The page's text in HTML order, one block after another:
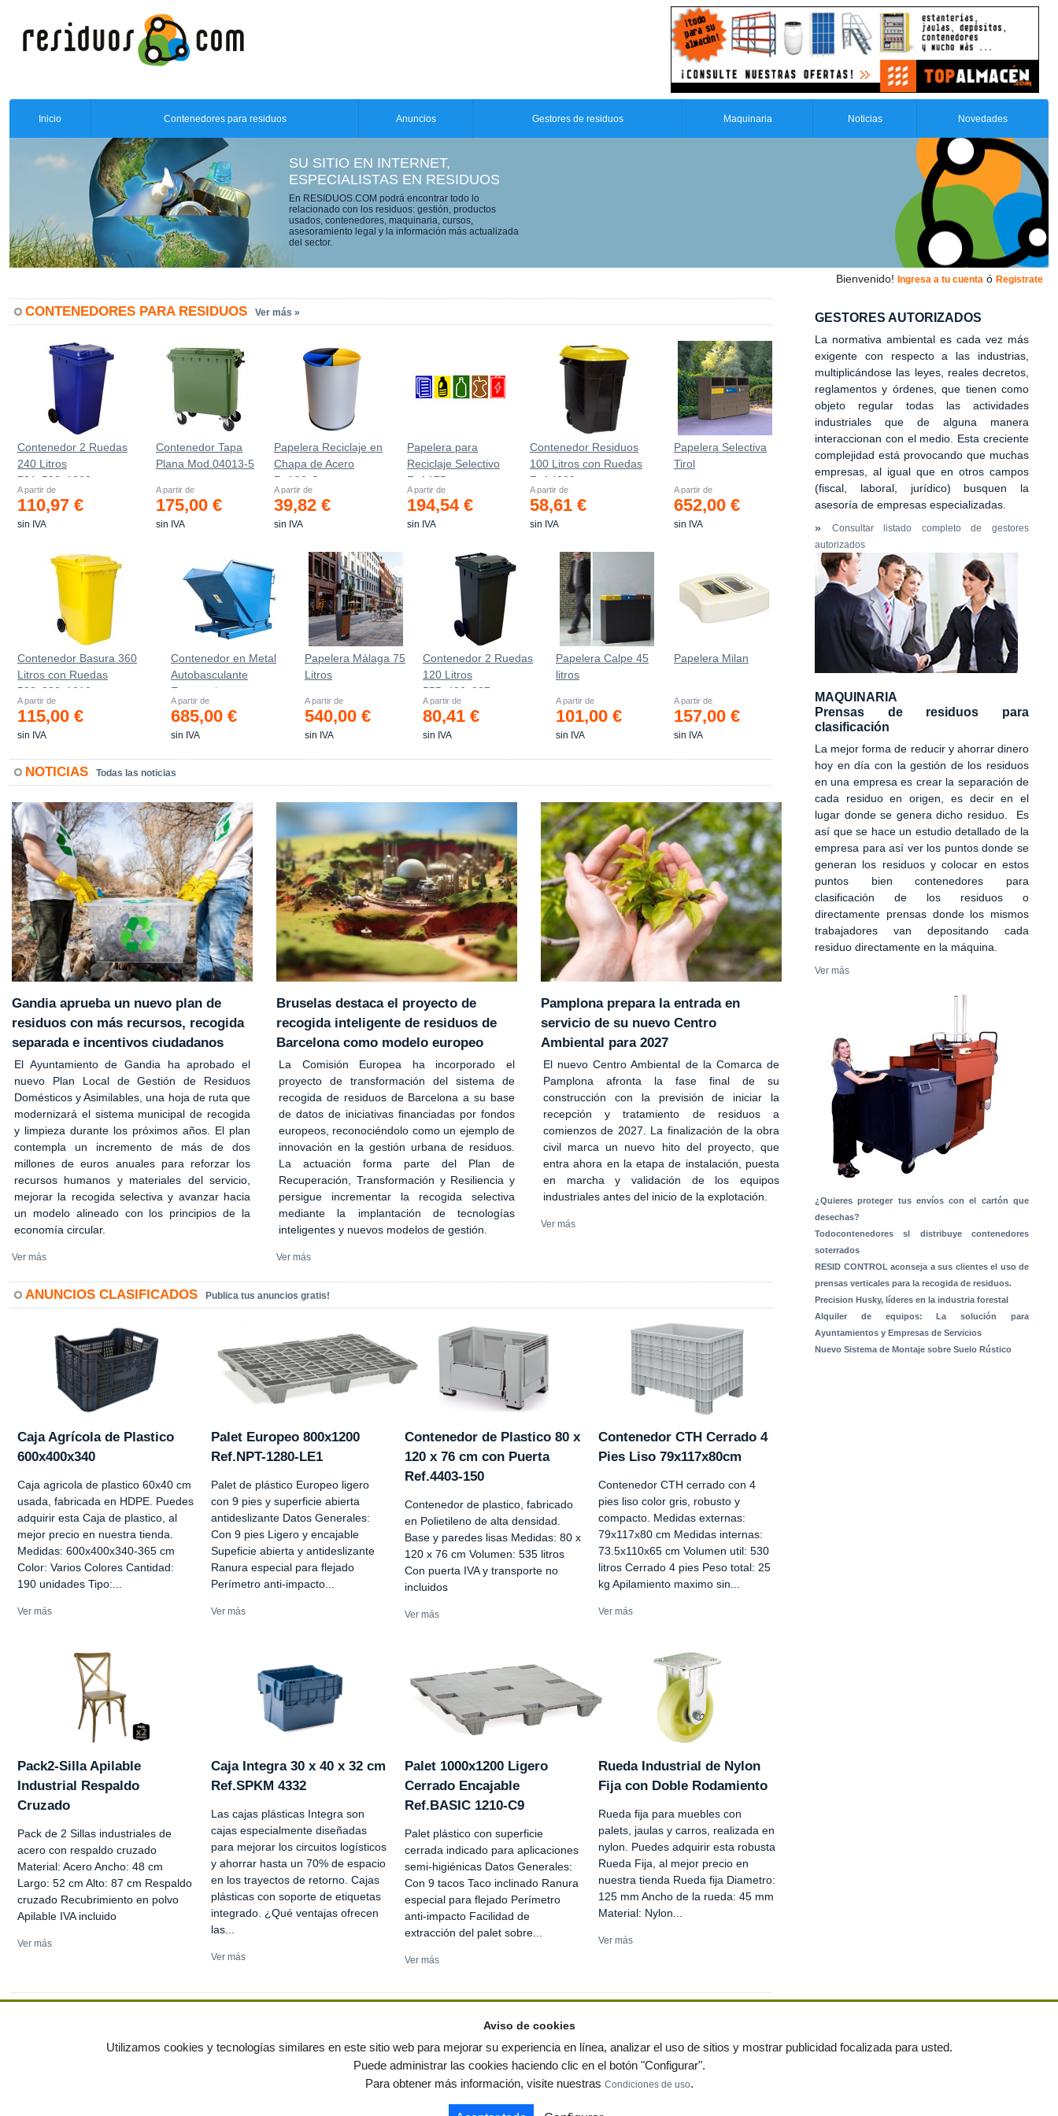
Inicio Contenedores para residuos Anuncios Gestores de residuos Maquinaria Noticias Novedades
SU SITIO EN INTERNET,
ESPECIALISTAS EN RESIDUOS
En RESIDUOS.COM podrá encontrar todo lo
relacionado con los residuos: gestión, productos
usados, contenedores, maquinaria, cursos,
asesoramiento legal y la información más actualizada
del sector.
Bienvenido! Ingresa a tu cuenta ó Registrate
CONTENEDORES PARA RESIDUOS Ver más »
Contenedor 2 Ruedas
240 Litros
721х582х1069mm
A partir de
110,97 €
sin IVA
Contenedor Tapa
Plana Mod.04013-5
A partir de
175,00 €
sin IVA
Papelera Reciclaje en
Chapa de Acero
Ref.90-C
A partir de
39,82 €
sin IVA
Papelera para
Reciclaje Selectivo
Ref.175
A partir de
194,54 €
sin IVA
Contenedor Residuos
100 Litros con Ruedas
Ref.4200
A partir de
58,61 €
sin IVA
Papelera Selectiva
Tirol
A partir de
652,00 €
sin IVA
Contenedor Basura 360
Litros con Ruedas
583x880x1010 mm
A partir de
115,00 €
sin IVA
Contenedor en Metal
Autobasculante
Estanco *
A partir de
685,00 €
sin IVA
Papelera Málaga 75
Litros
A partir de
540,00 €
sin IVA
Contenedor 2 Ruedas
120 Litros
555х480х937mm
A partir de
80,41 €
sin IVA
Papelera Calpe 45
litros
A partir de
101,00 €
sin IVA
Papelera Milan
A partir de
157,00 €
sin IVA
NOTICIAS Todas las noticias
Gandia aprueba un nuevo plan de
residuos con más recursos, recogida
separada e incentivos ciudadanos
El Ayuntamiento de Gandia ha aprobado el
nuevo Plan Local de Gestión de Residuos
Domésticos y Asimilables, una hoja de ruta que
modernizará el sistema municipal de recogida
y limpieza durante los próximos años. El plan
contempla un incremento de más de dos
millones de euros anuales para reforzar los
recursos humanos y materiales del servicio,
mejorar la recogida selectiva y avanzar hacia
un modelo alineado con los principios de la
economía circular.
Ver más
Bruselas destaca el proyecto de
recogida inteligente de residuos de
Barcelona como modelo europeo
La Comisión Europea ha incorporado el
proyecto de transformación del sistema de
recogida de residuos de Barcelona a su base
de datos de iniciativas financiadas por fondos
europeos, reconociéndolo como un ejemplo de
innovación en la gestión urbana de residuos.
La actuación forma parte del Plan de
Recuperación, Transformación y Resiliencia y
persigue incrementar la recogida selectiva
mediante la implantación de tecnologías
inteligentes y nuevos modelos de gestión.
Ver más
Pamplona prepara la entrada en
servicio de su nuevo Centro
Ambiental para 2027
El nuevo Centro Ambiental de la Comarca de
Pamplona afronta la fase final de su
construcción con la previsión de iniciar la
recepción y tratamiento de residuos a
comienzos de 2027. La finalización de la obra
civil marca un nuevo hito del proyecto, que
entra ahora en la etapa de instalación, puesta
en marcha y validación de los equipos
industriales antes del inicio de la explotación.
Ver más
ANUNCIOS CLASIFICADOS Publica tus anuncios gratis!
Caja Agrícola de Plastico
600x400x340
Caja agricola de plastico 60x40 cm
usada, fabricada en HDPE. Puedes
adquirir esta Caja de plastico, al
mejor precio en nuestra tienda.
Medidas: 600x400x340-365 cm
Color: Varios Colores Cantidad:
190 unidades Tipo:...
Ver más
Palet Europeo 800x1200
Ref.NPT-1280-LE1
Palet de plástico Europeo ligero
con 9 pies y superficie abierta
antideslizante Datos Generales:
Con 9 pies Ligero y encajable
Supeficie abierta y antideslizante
Ranura especial para flejado
Perímetro anti-impacto...
Ver más
Contenedor de Plastico 80 x
120 x 76 cm con Puerta
Ref.4403-150
Contenedor de plastico, fabricado
en Polietileno de alta densidad.
Base y paredes lisas Medidas: 80 x
120 x 76 cm Volumen: 535 litros
Con puerta IVA y transporte no
incluidos
Ver más
Contenedor CTH Cerrado 4
Pies Liso 79x117x80cm
Contenedor CTH cerrado con 4
pies liso color gris, robusto y
compacto. Medidas externas:
79x117x80 cm Medidas internas:
73.5x110x65 cm Volumen util: 530
litros Cerrado 4 pies Peso total: 25
kg Apilamiento maximo sin...
Ver más
Pack2-Silla Apilable
Industrial Respaldo
Cruzado
Pack de 2 Sillas industriales de
acero con respaldo cruzado
Material: Acero Ancho: 48 cm
Largo: 52 cm Alto: 87 cm Respaldo
cruzado Recubrimiento en polvo
Apilable IVA incluido
Ver más
Caja Integra 30 x 40 x 32 cm
Ref.SPKM 4332
Las cajas plásticas Integra son
cajas especialmente diseñadas
para mejorar los circuitos logísticos
y ahorrar hasta un 70% de espacio
en los trayectos de retorno. Cajas
plásticas con soporte de etiquetas
integrado. ¿Qué ventajas ofrecen
las...
Ver más
Palet 1000x1200 Ligero
Cerrado Encajable
Ref.BASIC 1210-C9
Palet plástico con superficie
cerrada indicado para aplicaciones
semi-higiénicas Datos Generales:
Con 9 tacos Taco inclinado Ranura
especial para flejado Perímetro
anti-impacto Facilidad de
extracción del palet sobre...
Ver más
Rueda Industrial de Nylon
Fija con Doble Rodamiento
Rueda fija para muebles con
palets, jaulas y carros, realizada en
nylon. Puedes adquirir esta robusta
Rueda Fija, al mejor precio en
nuestra tienda Rueda fija Diametro:
125 mm Ancho de la rueda: 45 mm
Material: Nylon...
Ver más
GESTORES AUTORIZADOS
La normativa ambiental es cada vez más
exigente con respecto a las industrias,
multiplicándose las leyes, reales decretos,
reglamentos y órdenes, que tienen como
objeto regular todas las actividades
industriales que de alguna manera
interaccionan con el medio. Esta creciente
complejidad está provocando que muchas
empresas, al igual que en otros campos
(fiscal, laboral, jurídico) busquen la
asesoría de empresas especializadas.
» Consultar listado completo de gestores
autorizados
MAQUINARIA
Prensas de residuos para
clasificación
La mejor forma de reducir y ahorrar dinero
hoy en día con la gestión de los residuos
en una empresa es crear la separación de
cada residuo en origen, es decir en el
lugar donde se genera dicho residuo. Es
así que se hace un estudio detallado de la
empresa para así ver los puntos donde se
generan los residuos y colocar en estos
puntos bien contenedores para
clasificación de los residuos o
directamente prensas donde los mismos
trabajadores van depositando cada
residuo directamente en la máquina.
Ver más
¿Quieres proteger tus envíos con el cartón que
desechas?
Todocontenedores sl distribuye contenedores
soterrados
RESID CONTROL aconseja a sus clientes el uso de
prensas verticales para la recogida de residuos.
Precision Husky, líderes en la industria forestal
Alquiler de equipos: La solución para
Ayuntamientos y Empresas de Servicios
Nuevo Sistema de Montaje sobre Suelo Rústico
© residuos.com - Todos los derechos reservados- Política de privacidad|Condiciones de uso| Contacto|Editores| Mapa web|Preguntas frecuentes
Aviso de cookies
Utilizamos cookies y tecnologías similares en este sitio web para mejorar su experiencia en línea, analizar el uso de sitios y mostrar publicidad focalizada para usted.
Puede administrar las cookies haciendo clic en el botón "Configurar".
Para obtener más información, visite nuestras Condiciones de uso.